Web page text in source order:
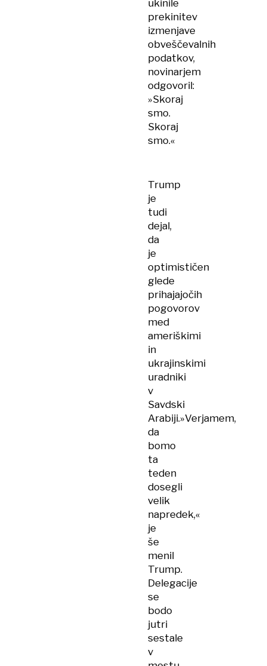
ukinile
prekinitev
izmenjave
obveščevalnih
podatkov,
novinarjem
odgovoril:
»Skoraj
smo.
Skoraj
smo.«
Trump
je
tudi
dejal,
da
je
optimističen
glede
prihajajočih
pogovorov
med
ameriškimi
in
ukrajinskimi
uradniki
v
Savdski
Arabiji.»Verjamem,
da
bomo
ta
teden
dosegli
velik
napredek,«
je
še
menil
Trump.
Delegacije
se
bodo
jutri
sestale
v